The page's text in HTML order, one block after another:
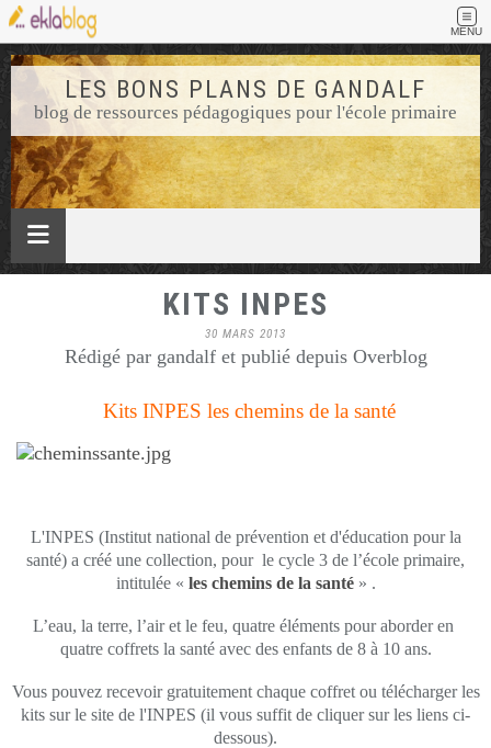
MENU
LES BONS PLANS DE GANDALF
blog de ressources pédagogiques pour l'école primaire
KITS INPES
30 MARS 2013
Rédigé par gandalf et publié depuis Overblog
Kits INPES les chemins de la santé
L'INPES (Institut national de prévention et d'éducation pour la
santé) a créé une collection, pour le cycle 3 de l’école primaire,
intitulée « les chemins de la santé» .
L’eau, la terre, l’air et le feu, quatre éléments pour aborder en
quatre coffrets la santé avec des enfants de 8 à 10 ans.
Vous pouvez recevoir gratuitement chaque coffret ou télécharger les
kits sur le site de l'INPES (il vous suffit de cliquer sur les liens ci-
dessous).